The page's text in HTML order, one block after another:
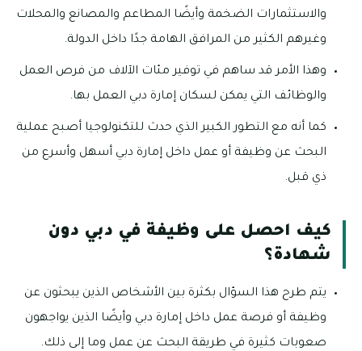
والاستثمارات الضخمة وأيضًا المطاعم والمصانع والمحلات
وغيرهم الكثير من المرافق الهامة جدًا داخل الدولة.
وهذا الأمر قد ساهم في توفير مئات الآلاف من فرص العمل
والوظائف التي يمكن لسكان إمارة دبي العمل بها.
كما أنه مع التطور الكبير الذي حدث للتكنولوجيا أصبح عملية
البحث عن وظيفة أو عمل داخل إمارة دبي أسهل وأسرع من
ذي قبل.
كيف احصل على وظيفة في دبي دون
شهادة؟
يتم طرح هذا السؤال بكثرة بين الأشخاص الذين يبحثون عن
وظيفة أو فرصة عمل داخل إمارة دبي وأيضًا الذين يواجهون
صعوبات كثيرة في طريقة البحث عن عمل وما إلى ذلك.